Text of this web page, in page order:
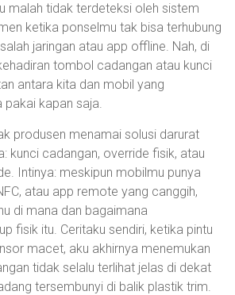
malah tidak terdeteksi oleh sistem
ketika ponselmu tak bisa terhubung
jaringan atau app offline. Nah, di
tombol cadangan atau kunci
antara kita dan mobil yang
pakai kapan saja.
produsen menamai solusi darurat
kunci cadangan, override fisik, atau
Intinya: meskipun mobilmu punya
atau app remote yang canggih,
di mana dan bagaimana
fisik itu. Ceritaku sendiri, ketika pintu
macet, aku akhirnya menemukan
tidak selalu terlihat jelas di dekat
tersembunyi di balik plastik trim.